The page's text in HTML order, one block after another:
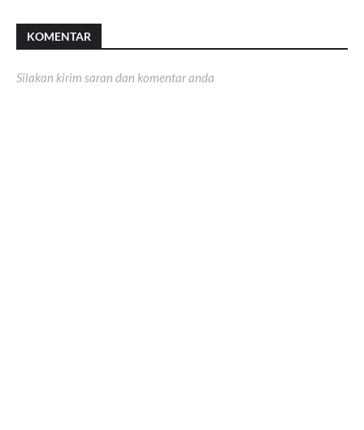
KOMENTAR
Silakan kirim saran dan komentar anda